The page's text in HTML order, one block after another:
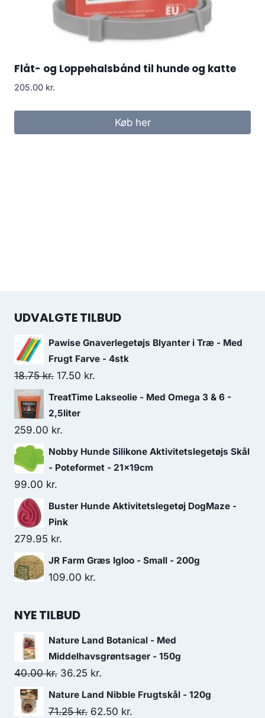
Flåt- og Loppehalsbånd til hunde og katte
205.00 kr.
Køb her
UDVALGTE TILBUD
Pawise Gnaverlegetøjs Blyanter i Træ - Med
Frugt Farve - 4stk
18.75kr. Den
oprindelige
pris
var:
18.75 kr..
17.50 kr.
aktuelle
17.50 kr..
TreatTime Lakseolie - Med Omega 3 & 6 -
2,5liter
259.00 kr.
Nobby Hunde Silikone Aktivitetslegetøjs Skål
- Poteformet - 21x19cm
99.00 kr.
Buster Hunde Aktivitetslegetøj DogMaze -
Pink
279.95 kr.
JR Farm Græs Igloo - Small - 200g
109.00 kr.
NYE TILBUD
Nature Land Botanical - Med
Middelhavsgrøntsager - 150g
40.00kr. Den
oprindelige
pris
36.25 kr.
aktuelle
pris
Nature Land Nibble Frugtskål - 120g
71.25kr. Den
62.50 kr.